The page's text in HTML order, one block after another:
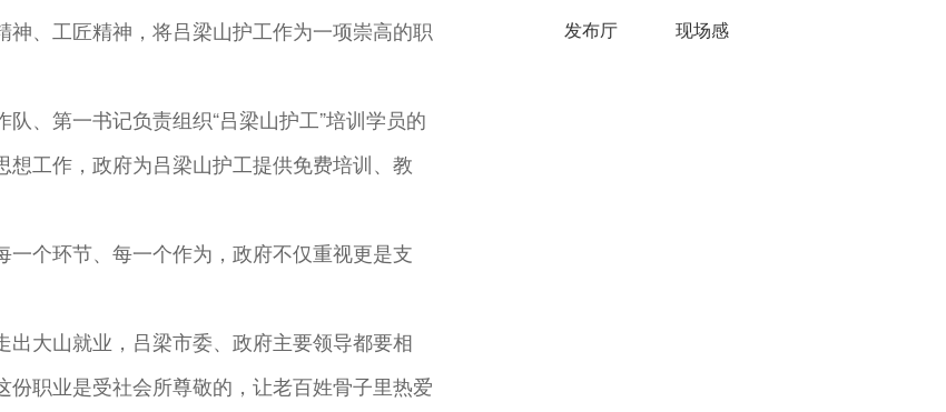
神、工匠精神，将吕梁山护工作为一项崇高的职
、第一书记负责组织“吕梁山护工”培训学员的
想工作，政府为吕梁山护工提供免费培训、教
一个环节、每一个作为，政府不仅重视更是支
出大山就业，吕梁市委、政府主要领导都要相
份职业是受社会所尊敬的，让老百姓骨子里热爱
发布厅
现场感